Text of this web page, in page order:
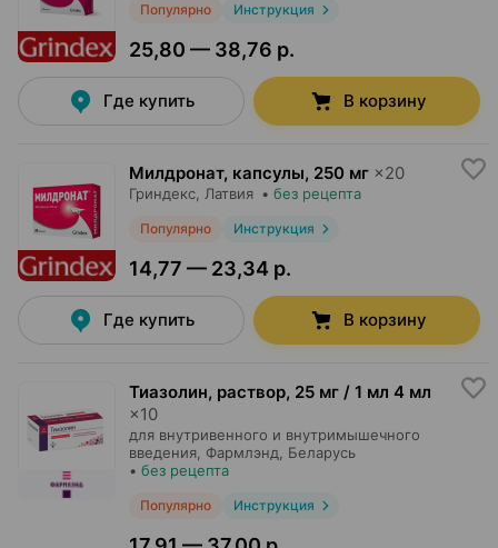
Популярно Инструкция
25,80 — 38,76 р.
Где купить В корзину
Милдронат, капсулы, 250 мг ×20
Гриндекс , Латвия • без рецепта
Популярно Инструкция
14,77 — 23,34 р.
Где купить В корзину
Тиазолин, раствор, 25 мг / 1 мл 4 мл
×10
для внутривенного и внутримышечного
введения, Фармлэнд , Беларусь
• без рецепта
Популярно Инструкция